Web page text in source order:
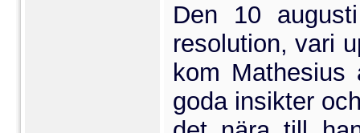
Den 10
resolution, vari
kom
goda insikter